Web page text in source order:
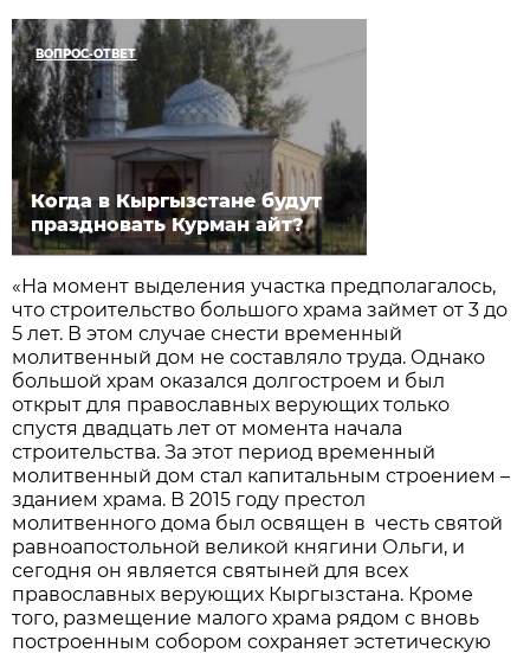
ВОПРОС-ОТВЕТ
Когда в Кыргызстане будут
праздновать Курман айт?
«На момент выделения участка предполагалось,
что строительство большого храма займет от 3 до
5 лет. В этом случае снести временный
молитвенный дом не составляло труда. Однако
большой храм оказался долгостроем и был
открыт для православных верующих только
спустя двадцать лет от момента начала
строительства. За этот период временный
молитвенный дом стал капитальным строением –
зданием храма. В 2015 году престол
молитвенного дома был освящен в честь святой
равноапостольной великой княгини Ольги, и
сегодня он является святыней для всех
православных верующих Кыргызстана. Кроме
того, размещение малого храма рядом с вновь
построенным собором сохраняет эстетическую